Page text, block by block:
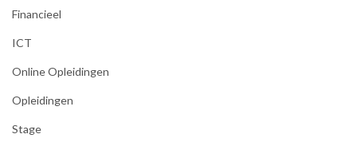
Financieel
ICT
Online Opleidingen
Opleidingen
Stage